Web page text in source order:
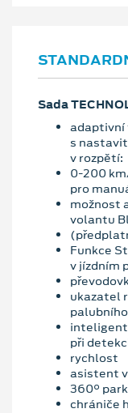
Sada
adaptivní
s
v rozpětí:
0-200
pro
možnost
volantu
Funkce
v jízdním
ukazatel
při
rychlost
asistent
360°
chrániče